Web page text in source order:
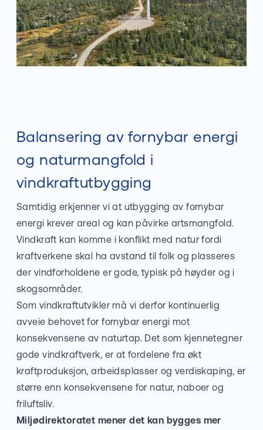
Balansering av fornybar energi
og naturmangfold i
vindkraftutbygging
Samtidig erkjenner vi at utbygging av fornybar
energi krever areal og kan påvirke artsmangfold.
Vindkraft kan komme i konflikt med natur fordi
kraftverkene skal ha avstand til folk og plasseres
der vindforholdene er gode, typisk på høyder og i
skogsområder.
Som vindkraftutvikler må vi derfor kontinuerlig
avveie behovet for fornybar energi mot
konsekvensene av naturtap. Det som kjennetegner
gode vindkraftverk, er at fordelene fra økt
kraftproduksjon, arbeidsplasser og verdiskaping, er
større enn konsekvensene for natur, naboer og
friluftsliv.
Miljødirektoratet mener det kan bygges mer